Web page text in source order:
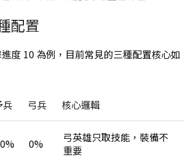
配置
度 10 為例，目前常見的三種配置核心如
兵 弓兵 核心邏輯
0%
弓英雄只取技能，裝備不
重要